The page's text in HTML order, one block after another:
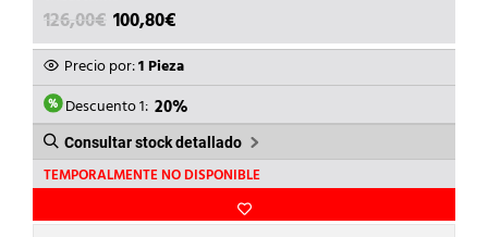
126,00€ EL
PRECIO
ORIGINAL
ERA:
126,00€.
100,80€
PRECIO
ACTUAL
ES:
100,80€.
Precio por:1 Pieza
Descuento 1: 20%
Consultar stock detallado
TEMPORALMENTE NO DISPONIBLE